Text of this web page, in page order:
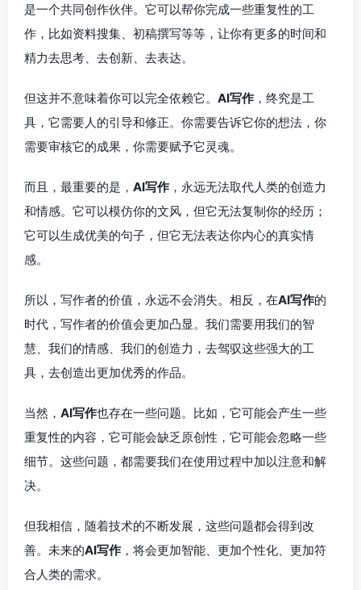
是一个共同创作伙伴。它可以帮你完成一些重复性的工
作，比如资料搜集、初稿撰写等等，让你有更多的时间和
精力去思考、去创新、去表达。
但这并不意味着你可以完全依赖它。 AI写作 ，终究是工
具，它需要人的引导和修正。你需要告诉它你的想法，你
需要审核它的成果，你需要赋予它灵魂。
而且，最重要的是， AI写作 ，永远无法取代人类的创造力
和情感。它可以模仿你的文风，但它无法复制你的经历；
它可以生成优美的句子，但它无法表达你内心的真实情
感。
所以，写作者的价值，永远不会消失。相反，在AI写作的
时代，写作者的价值会更加凸显。我们需要用我们的智
慧、我们的情感、我们的创造力，去驾驭这些强大的工
具，去创造出更加优秀的作品。
当然， AI写作也存在一些问题。比如，它可能会产生一些
重复性的内容，它可能会缺乏原创性，它可能会忽略一些
细节。这些问题，都需要我们在使用过程中加以注意和解
决。
但我相信，随着技术的不断发展，这些问题都会得到改
善。未来的AI写作 ，将会更加智能、更加个性化、更加符
合人类的需求。